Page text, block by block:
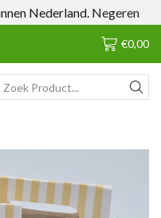
Nederland. Negeren
€0,00
SEARCH